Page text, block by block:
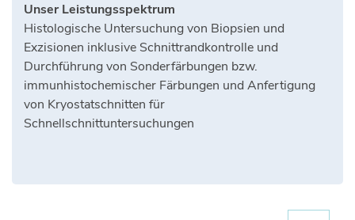
Unser Leistungsspektrum
Histologische Untersuchung von Biopsien und
Exzisionen inklusive Schnittrandkontrolle und
Durchführung von Sonderfärbungen bzw.
immunhistochemischer Färbungen und Anfertigung
von Kryostatschnitten für
Schnellschnittuntersuchungen